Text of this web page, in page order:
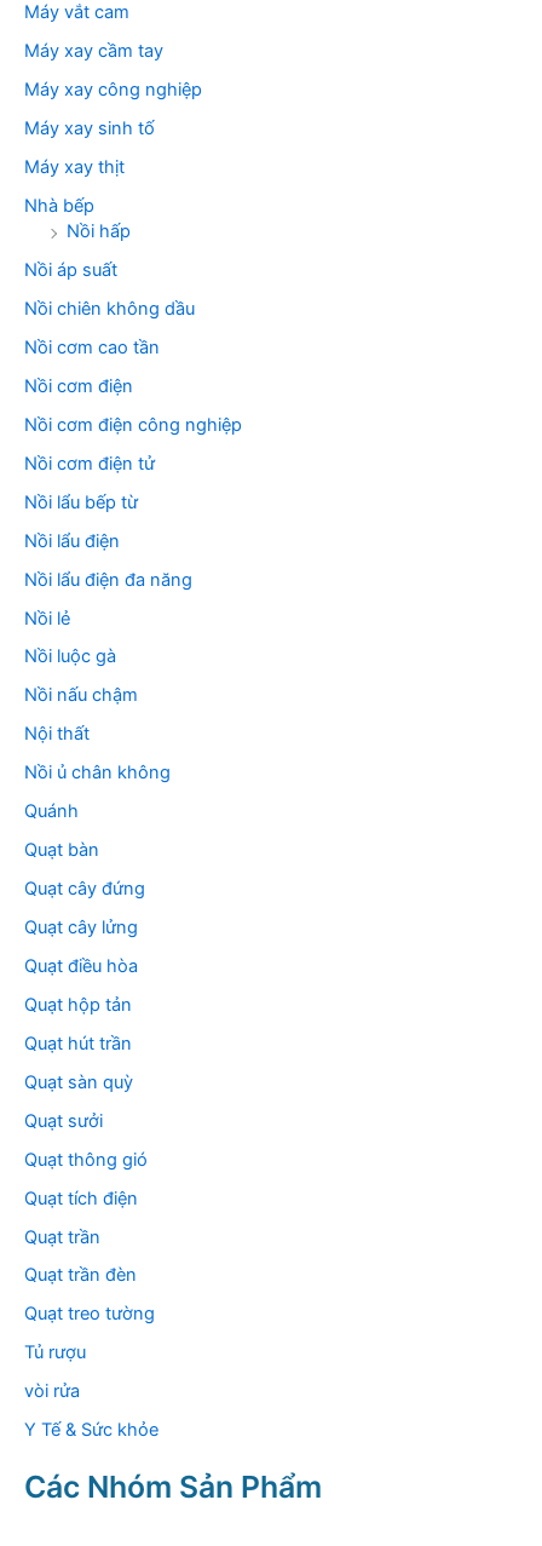
Máy vắt cam
Máy xay cầm tay
Máy xay công nghiệp
Máy xay sinh tố
Máy xay thịt
Nhà bếp
Nồi hấp
Nồi áp suất
Nồi chiên không dầu
Nồi cơm cao tần
Nồi cơm điện
Nồi cơm điện công nghiệp
Nồi cơm điện tử
Nồi lẩu bếp từ
Nồi lẩu điện
Nồi lẩu điện đa năng
Nồi lẻ
Nồi luộc gà
Nồi nấu chậm
Nội thất
Nồi ủ chân không
Quánh
Quạt bàn
Quạt cây đứng
Quạt cây lửng
Quạt điều hòa
Quạt hộp tản
Quạt hút trần
Quạt sàn quỳ
Quạt sưởi
Quạt thông gió
Quạt tích điện
Quạt trần
Quạt trần đèn
Quạt treo tường
Tủ rượu
vòi rửa
Y Tế & Sức khỏe
Các Nhóm Sản Phẩm